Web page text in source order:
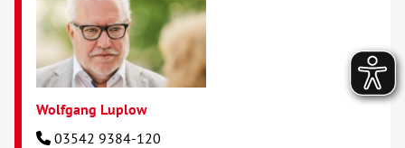
Wolfgang Luplow
03542 9384-120